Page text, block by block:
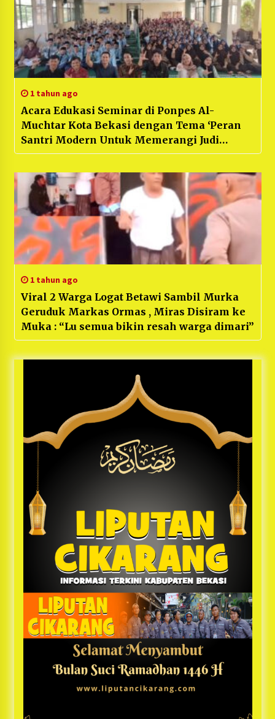
1 tahun ago
Acara Edukasi Seminar di Ponpes Al-
Muchtar Kota Bekasi dengan Tema ‘Peran
Santri Modern Untuk Memerangi Judi
Daring Melalui Media Sosial’ Ratusan Santri
Hadiri dengan Antusias
1 tahun ago
Viral 2 Warga Logat Betawi Sambil Murka
Geruduk Markas Ormas , Miras Disiram ke
Muka : “Lu semua bikin resah warga dimari”